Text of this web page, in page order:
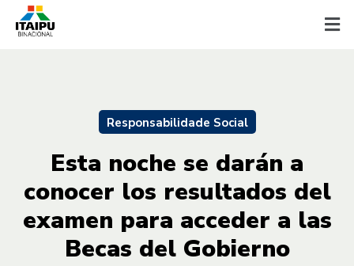
Responsabilidade Social
Esta noche se darán a
conocer los resultados del
examen para acceder a las
Becas del Gobierno